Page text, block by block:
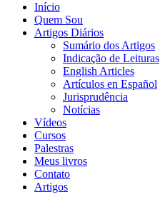
Início
Quem Sou
Artigos Diários
Sumário dos Artigos
Indicação de Leituras
English Articles
Artículos en Español
Jurisprudência
Notícias
Vídeos
Cursos
Palestras
Meus livros
Contato
Artigos